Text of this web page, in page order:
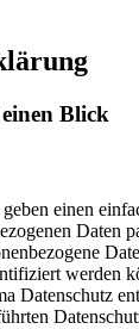
Blick
einen
Daten
werden
Datenschutz